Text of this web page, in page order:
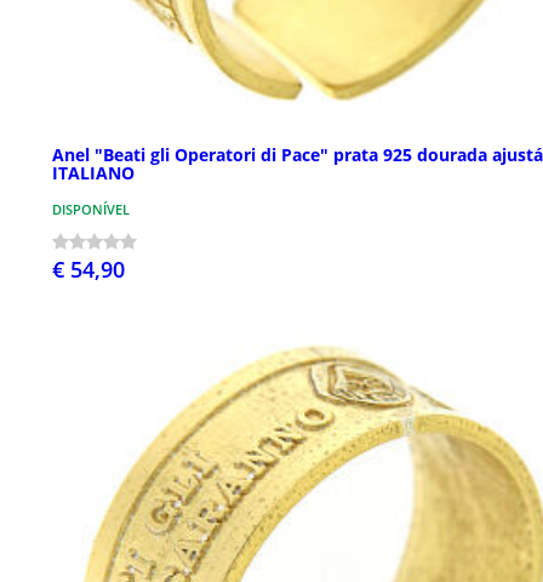
Anel "Beati gli Operatori di Pace" prata 925 dourada
ITALIANO
DISPONÍVEL
€ 54,90